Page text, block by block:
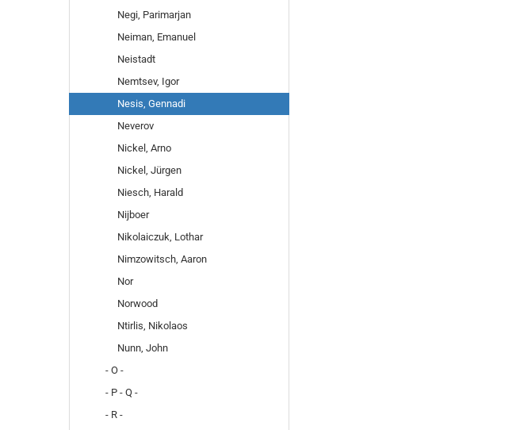
Negi, Parimarjan
Neiman, Emanuel
Neistadt
Nemtsev, Igor
Nesis, Gennadi
Neverov
Nickel, Arno
Nickel, Jürgen
Niesch, Harald
Nijboer
Nikolaiczuk, Lothar
Nimzowitsch, Aaron
Nor
Norwood
Ntirlis, Nikolaos
Nunn, John
- O -
- P - Q -
- R -